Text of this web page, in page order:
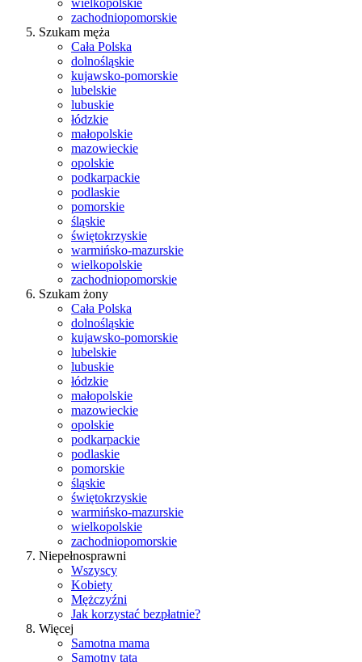
wielkopolskie
zachodniopomorskie
Szukam męża
Cała Polska
dolnośląskie
kujawsko-pomorskie
lubelskie
lubuskie
łódzkie
małopolskie
mazowieckie
opolskie
podkarpackie
podlaskie
pomorskie
śląskie
świętokrzyskie
warmińsko-mazurskie
wielkopolskie
zachodniopomorskie
Szukam żony
Cała Polska
dolnośląskie
kujawsko-pomorskie
lubelskie
lubuskie
łódzkie
małopolskie
mazowieckie
opolskie
podkarpackie
podlaskie
pomorskie
śląskie
świętokrzyskie
warmińsko-mazurskie
wielkopolskie
zachodniopomorskie
Niepełnosprawni
Wszyscy
Kobiety
Mężczyźni
Jak korzystać bezpłatnie?
Więcej
Samotna mama
Samotny tata